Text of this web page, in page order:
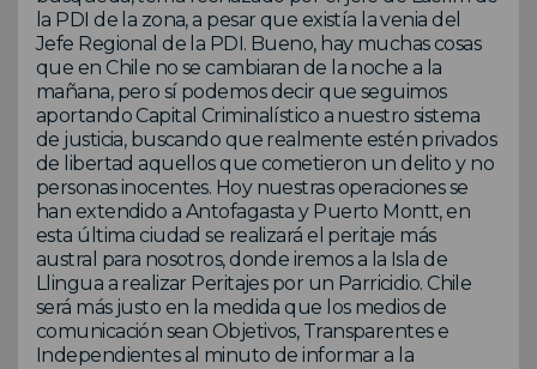
la PDI de la zona, a pesar que existía la venia del
Jefe Regional de la PDI. Bueno, hay muchas cosas
que en Chile no se cambiaran de la noche a la
mañana, pero sí podemos decir que seguimos
aportando Capital Criminalístico a nuestro sistema
de justicia, buscando que realmente estén privados
de libertad aquellos que cometieron un delito y no
personas inocentes. Hoy nuestras operaciones se
han extendido a Antofagasta y Puerto Montt, en
esta última ciudad se realizará el peritaje más
austral para nosotros, donde iremos a la Isla de
Llingua a realizar Peritajes por un Parricidio. Chile
será más justo en la medida que los medios de
comunicación sean Objetivos, Transparentes e
Independientes al minuto de informar a la